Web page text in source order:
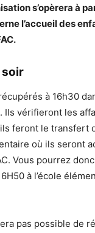
s’opèrera à
l’accueil des
soir
à 16h30
Ils vérifieront les
feront le transfert
où ils seront
Vous pourrez
à l’école
pas possible de